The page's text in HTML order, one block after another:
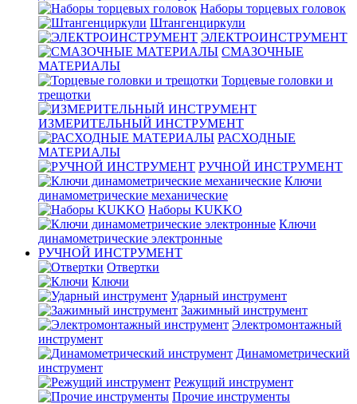
Наборы торцевых головок
Штангенциркули
ЭЛЕКТРОИНСТРУМЕНТ
СМАЗОЧНЫЕ
МАТЕРИАЛЫ
Торцевые головки и
трещотки
ИЗМЕРИТЕЛЬНЫЙ ИНСТРУМЕНТ
РАСХОДНЫЕ
МАТЕРИАЛЫ
РУЧНОЙ ИНСТРУМЕНТ
Ключи
динамометрические механические
Наборы KUKKO
Ключи
динамометрические электронные
РУЧНОЙ ИНСТРУМЕНТ
Отвертки
Ключи
Ударный инструмент
Зажимный инструмент
Электромонтажный
инструмент
Динамометрический
инструмент
Режущий инструмент
Прочие инструменты